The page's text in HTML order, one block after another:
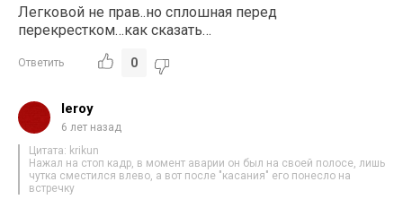
Легковой не прав..но сплошная перед
перекрестком…как сказать…
Ответить 0
leroy
6 лет назад
Цитата: krikun
Нажал на стоп кадр, в момент аварии он был на своей полосе, лишь
чутка сместился влево, а вот после "касания" его понесло на
встречку